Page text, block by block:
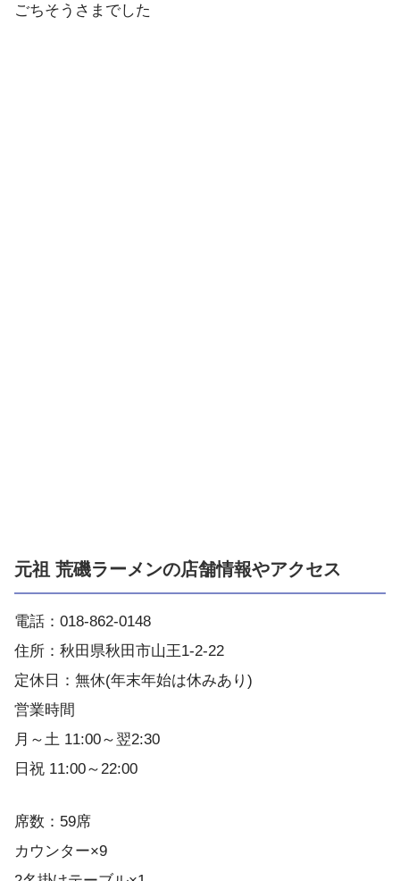
ごちそうさまでした
元祖 荒磯ラーメンの店舗情報やアクセス
電話：018-862-0148
住所：秋田県秋田市山王1-2-22
定休日：無休(年末年始は休みあり)
営業時間
月～土 11:00～翌2:30
日祝 11:00～22:00
席数：59席
カウンター×9